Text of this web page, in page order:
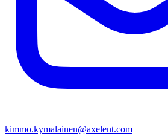
kimmo.kymalainen@axelent.com